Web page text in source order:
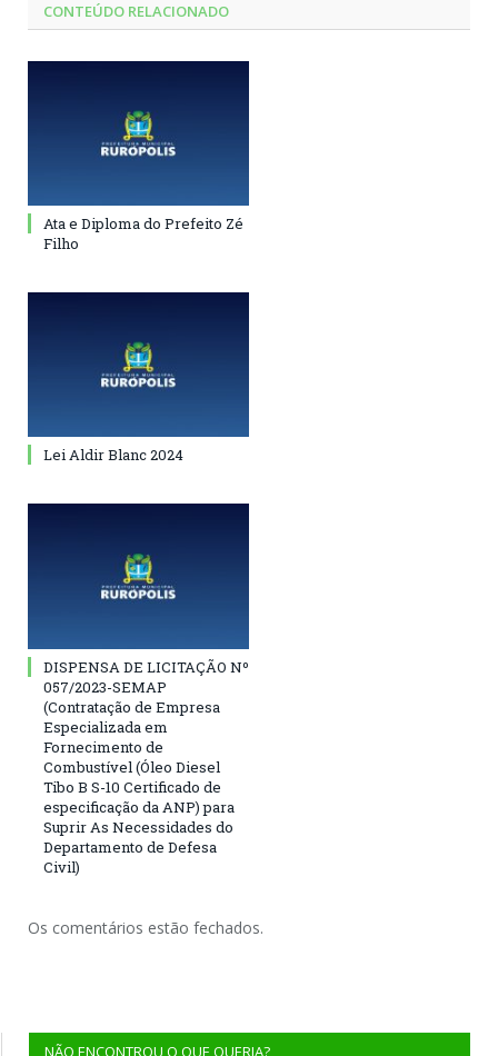
CONTEÚDO RELACIONADO
Ata e Diploma do Prefeito Zé
Filho
Lei Aldir Blanc 2024
DISPENSA DE LICITAÇÃO Nº
057/2023-SEMAP
(Contratação de Empresa
Especializada em
Fornecimento de
Combustível (Óleo Diesel
Tibo B S-10 Certificado de
especificação da ANP) para
Suprir As Necessidades do
Departamento de Defesa
Civil)
Os comentários estão fechados.
NÃO ENCONTROU O QUE QUERIA?